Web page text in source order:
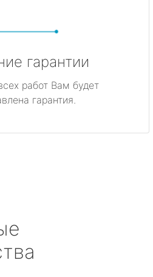
гарантии
работ Вам будет
гарантия.